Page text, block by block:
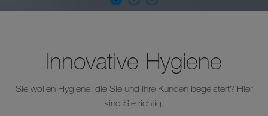
Innovative Hygiene
Sie wollen Hygiene, die Sie und Ihre Kunden begeistert? Hier
sind Sie richtig.